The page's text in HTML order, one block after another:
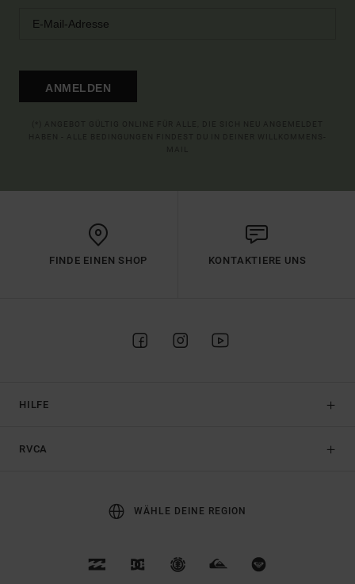
ANMELDEN
FINDE EINEN SHOP KONTAKTIERE UNS
HILFE
RVCA
WÄHLE DEINE REGION